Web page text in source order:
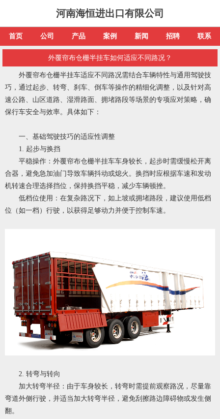
河南海恒进出口有限公司
首页 公司 产品 案例 新闻 招聘 联系
外覆帘布仓栅半挂车如何适应不同路况？
外覆帘布仓栅半挂车适应不同路况需结合车辆特性与通用驾驶技
巧，通过起步、转弯、刹车、倒车等操作的精细化调整，以及针对高
速公路、山区道路、湿滑路面、拥堵路段等场景的专项应对策略，确
保行车安全与效率。具体如下：
一、基础驾驶技巧的适应性调整
1. 起步与换挡
平稳操作：外覆帘布仓栅半挂车车身较长，起步时需缓慢松开离
合器，避免急加油门导致车辆抖动或熄火。换挡时应根据车速和发动
机转速合理选择挡位，保持换挡平稳，减少车辆顿挫。
低档位使用：在复杂路况下，如上坡或拥堵路段，建议使用低档
位（如一档）行驶，以获得足够动力并便于控制车速。
2. 转弯与转向
加大转弯半径：由于车身较长，转弯时需提前观察路况，尽量靠
弯道外侧行驶，并适当加大转弯半径，避免刮擦路边障碍物或发生侧
翻。